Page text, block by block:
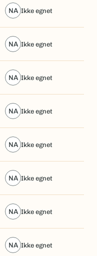
NA ikke egnet
NA ikke egnet
NA ikke egnet
NA ikke egnet
NA ikke egnet
NA ikke egnet
NA ikke egnet
NA ikke egnet